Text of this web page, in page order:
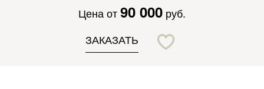
Цена от90 000 руб.
ЗАКАЗАТЬ